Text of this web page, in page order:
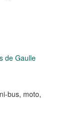
de Gaulle
bus, moto,